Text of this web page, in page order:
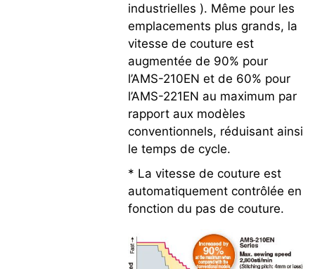
industrielles ). Même pour les
emplacements plus grands, la
vitesse de couture est
augmentée de 90% pour
l’AMS-210EN et de 60% pour
l’AMS-221EN au maximum par
rapport aux modèles
conventionnels, réduisant ainsi
le temps de cycle.
* La vitesse de couture est
automatiquement contrôlée en
fonction du pas de couture.